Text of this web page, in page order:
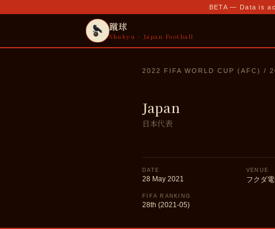
BETA — Data is
蹴球
Shukyu · Japan Football
2022 FIFA WORLD CUP (AFC) /
Japan
日本代表
DATE
28 May 2021
VENUE
フクダ
FIFA RANKING
28th (2021-05)